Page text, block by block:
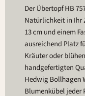
Der Übertopf HB
Natürlichkeit in Ihr
13 cm und einem
ausreichend Platz
Kräuter oder
handgefertigten
Hedwig Bollhagen
Blumenkübel jeder